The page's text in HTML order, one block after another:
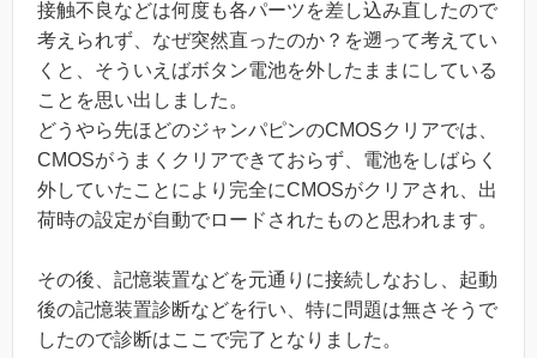
接触不良などは何度も各パーツを差し込み直したので
考えられず、なぜ突然直ったのか？を遡って考えてい
くと、そういえばボタン電池を外したままにしている
ことを思い出しました。
どうやら先ほどのジャンパピンのCMOSクリアでは、
CMOSがうまくクリアできておらず、電池をしばらく
外していたことにより完全にCMOSがクリアされ、出
荷時の設定が自動でロードされたものと思われます。
その後、記憶装置などを元通りに接続しなおし、起動
後の記憶装置診断などを行い、特に問題は無さそうで
したので診断はここで完了となりました。